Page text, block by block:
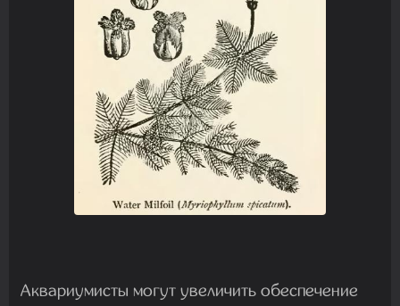
Аквариумисты могут увеличить обеспечение